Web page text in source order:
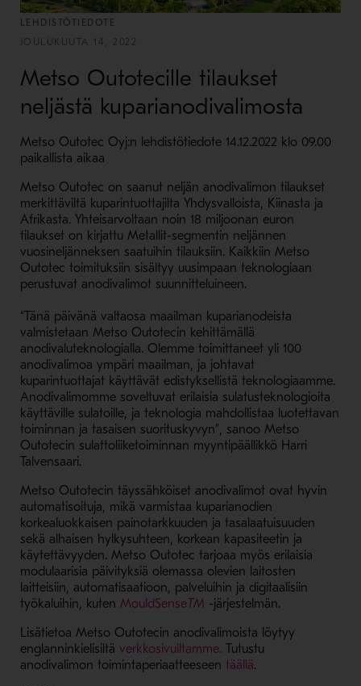
LEHDISTÖTIEDOTE
JOULUKUUTA 14, 2022
Metso Outotecille tilaukset
neljästä kuparianodivalimosta
Metso Outotec Oyj:n lehdistötiedote 14.12.2022 klo 09.00
paikallista aikaa
Metso Outotec on saanut neljän anodivalimon tilaukset
merkittäviltä kuparintuottajilta Yhdysvalloista, Kiinasta ja
Afrikasta. Yhteisarvoltaan noin 18 miljoonan euron
tilaukset on kirjattu Metallit-segmentin neljännen
vuosineljänneksen saatuihin tilauksiin. Kaikkiin Metso
Outotec toimituksiin sisältyy uusimpaan teknologiaan
perustuvat anodivalimot suunnitteluineen.
“Tänä päivänä valtaosa maailman kuparianodeista
valmistetaan Metso Outotecin kehittämällä
anodivaluteknologialla. Olemme toimittaneet yli 100
anodivalimoa ympäri maailman, ja johtavat
kuparintuottajat käyttävät edistyksellistä teknologiaamme.
Anodivalimomme soveltuvat erilaisia sulatusteknologioita
käyttäville sulatoille, ja teknologia mahdollistaa luotettavan
toiminnan ja tasaisen suorituskyvyn”, sanoo Metso
Outotecin sulattoliiketoiminnan myyntipäällikkö Harri
Talvensaari.
Metso Outotecin täyssähköiset anodivalimot ovat hyvin
automatisoituja, mikä varmistaa kuparianodien
korkealuokkaisen painotarkkuuden ja tasalaatuisuuden
sekä alhaisen hylkysuhteen, korkean kapasiteetin ja
käytettävyyden. Metso Outotec tarjoaa myös erilaisia
modulaarisia päivityksiä olemassa olevien laitosten
laitteisiin, automatisaatioon, palveluihin ja digitaalisiin
työkaluihin, kuten MouldSenseTM- Avaa uudessa ikkunassa
-järjestelmän.
Lisätietoa Metso Outotecin anodivalimoista löytyy
englanninkielisiltä verkkosivuiltamme. - Avaa uudessa
Tutustu
anodivalimon toimintaperiaatteeseen täällä- Avaa uudessa
.